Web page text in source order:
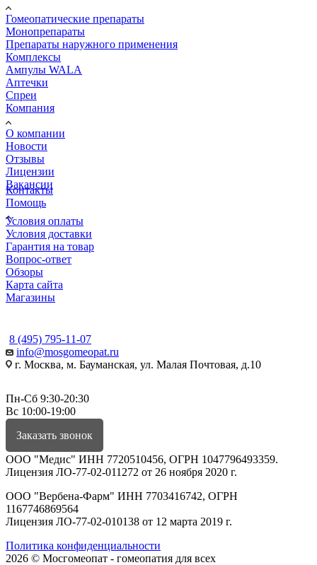
Гомеопатические препараты
Монопрепараты
Препараты наружного применения
Комплексы
Ампулы WALA
Аптечки
Спреи
Компания
О компании
Новости
Отзывы
Лицензии
Вакансии
Контакты
Помощь
Условия оплаты
Условия доставки
Гарантия на товар
Вопрос-ответ
Обзоры
Карта сайта
Магазины
8 (495) 795-11-07
info@mosgomeopat.ru
г. Москва, м. Бауманская, ул. Малая Почтовая, д.10
Пн-Сб 9:30-20:30
Вс 10:00-19:00
Заказать звонок
ООО "Медис" ИНН 7720510456, ОГРН 1047796493359.
Лицензия ЛО-77-02-011272 от 26 ноября 2020 г.
ООО "Вербена-Фарм" ИНН 7703416742, ОГРН
1167746869564
Лицензия ЛО-77-02-010138 от 12 марта 2019 г.
Политика конфиденциальности
2026 © Мосгомеопат - гомеопатия для всех